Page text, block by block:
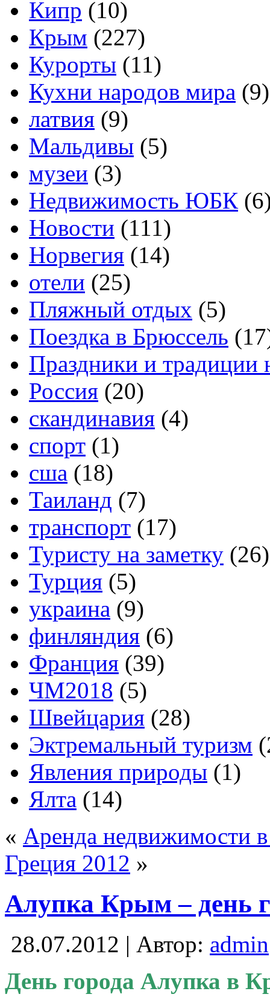
Кипр (10)
Крым (227)
Курорты (11)
Кухни народов мира (9)
латвия (9)
Мальдивы (5)
музеи (3)
Недвижимость ЮБК
Новости (111)
Норвегия (14)
отели (25)
Пляжный отдых (5)
Поездка в Брюссель
Праздники и традиции
Россия (20)
скандинавия (4)
спорт (1)
сша (18)
Таиланд (7)
транспорт (17)
Туристу на заметку (26)
Турция (5)
украина (9)
финляндия (6)
Франция (39)
ЧМ2018 (5)
Швейцария (28)
Эктремальный туризм
Явления природы (1)
Ялта (14)
« Аренда недвижимости
Греция 2012 »
Алупка Крым – день
28.07.2012 | Автор: admin
День города Алупка в